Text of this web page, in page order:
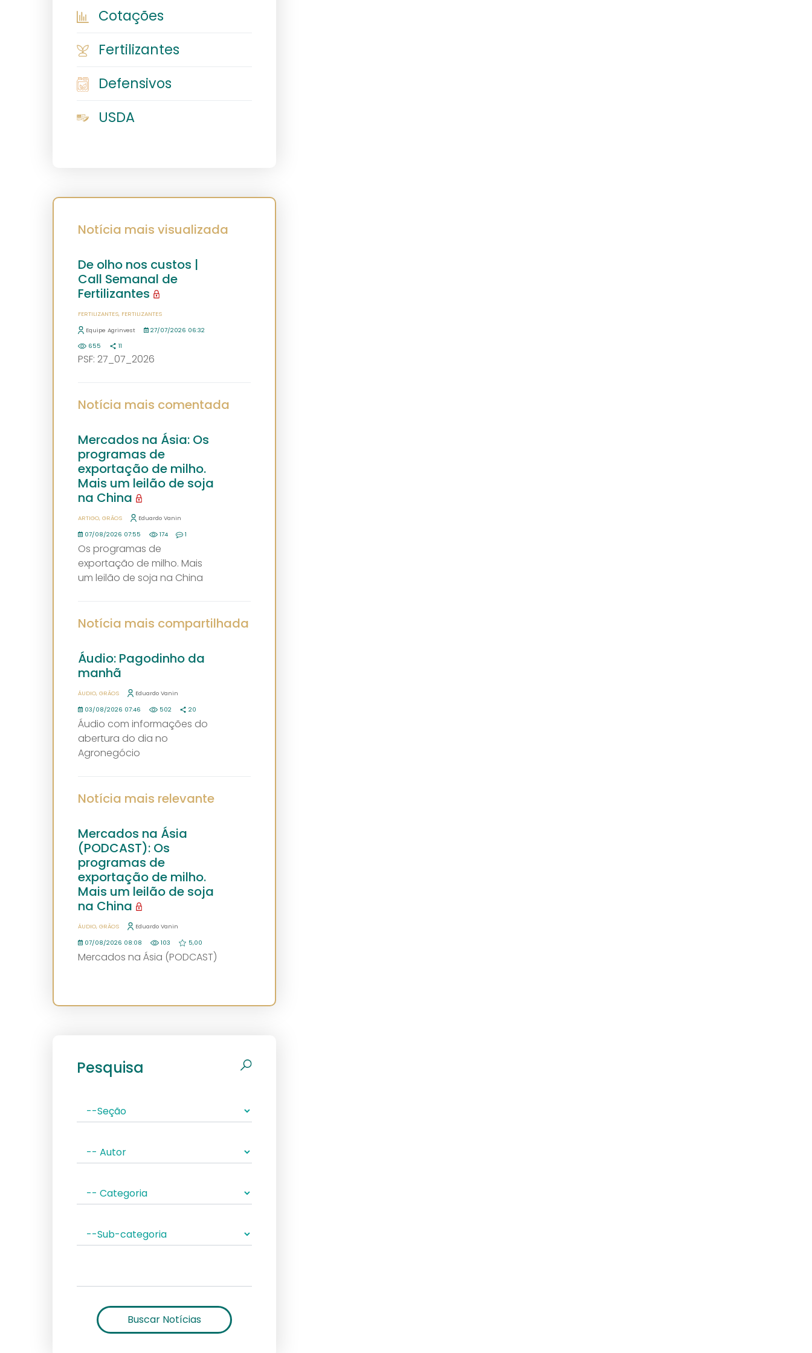
Cotações
Fertilizantes
Defensivos
USDA
Notícia mais visualizada
De olho nos custos |
Call Semanal de
Fertilizantes
FERTILIZANTES FERTILIZANTES
Equipe Agrinvest
27/07/2026 06:32
655
11
PSF: 27_07_2026
Notícia mais comentada
Mercados na Ásia: Os
programas de
exportação de milho.
Mais um leilão de soja
na China
ARTIGO GRÃOS Eduardo Vanin
07/08/2026 07:55 174 1
Os programas de
exportação de milho. Mais
um leilão de soja na China
Notícia mais compartilhada
Áudio: Pagodinho da
manhã
ÁUDIO GRÃOS Eduardo Vanin
03/08/2026 07:46 502 20
Áudio com informações do
abertura do dia no
Agronegócio
Notícia mais relevante
Mercados na Ásia
(PODCAST): Os
programas de
exportação de milho.
Mais um leilão de soja
na China
ÁUDIO GRÃOS Eduardo Vanin
07/08/2026 08:08 103 5,00
Mercados na Ásia (PODCAST)
Pesquisa
Buscar Notícias